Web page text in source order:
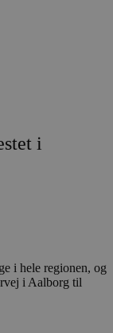
i
i hele regionen, og
i Aalborg til